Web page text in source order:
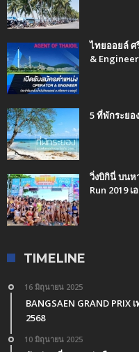
ไทยออยล์ ศ
&
5 ที่พักระยอ
วิ่งบิกินี่ บน
Run 2019
TIMELINE
16 มิถุนายน 2025
BANGSAEN GRAND
2568
10 มิถุนายน 2025